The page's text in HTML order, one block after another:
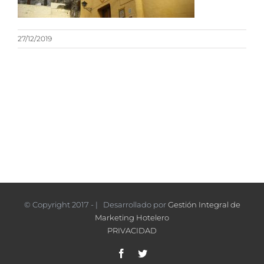
27/12/2019
© Copyright 2017 - | Desarrollado porGestión Integral de
Marketing Hotelero
PRIVACIDAD
FacebookTwitter